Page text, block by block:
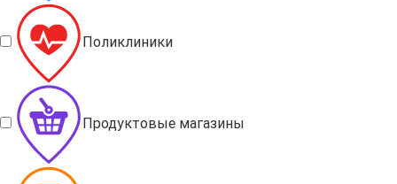
Поликлиники
Продуктовые магазины